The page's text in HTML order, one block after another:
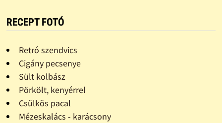
RECEPT FOTÓ
Retró szendvics
Cigány pecsenye
Sült kolbász
Pörkölt, kenyérrel
Csülkös pacal
Mézeskalács - karácsony